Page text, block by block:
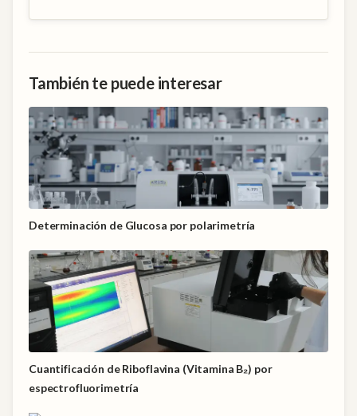
También te puede interesar
Determinación de Glucosa por polarimetría
Cuantificación de Riboflavina (Vitamina B₂) por
espectrofluorimetría